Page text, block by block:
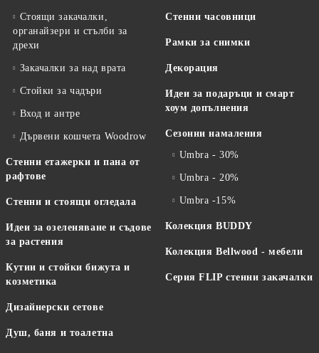
Стоящи закачалки,
органайзери и стълби за
дрехи
Закачалки за над врата
Стойки за чадъри
Вход и антре
Дървени кошчета Woodrow
Стенни етажерки и пана от
рафтове
Стенни и стоящи огледала
Идеи за озеленяване и съдове
за растения
Кутии и стойки бижута и
козметика
Дизайнерски сетове
Душ, баня и тоалетна
Стенни часовници
Рамки за снимки
Декорация
Идеи за подаръци и смарт
хоум допълнения
Сезонни намаления
Umbra - 30%
Umbra - 20%
Umbra -15%
Колекция BUDDY
Колекция Bellwood - мебели
Серия FLIP стенни закачалки